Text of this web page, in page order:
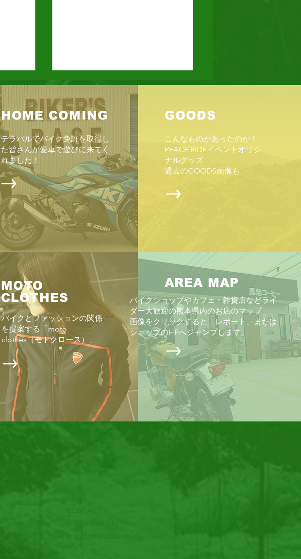
鈴鹿8時間耐久ロードレース
今年もまた、「鈴鹿の夏」の時期
が近づいてきた。 「7月の最後の
日曜日」というこれまでの恒例の
スケジュールよりグッと早い「7
月最初の日曜日」に開催される。
「暑い８耐」でおなじみではある
が、あまりにも過酷な状況を少し
でも改善する狙いで少し早い時期
の開催となる。暑さは緩和される
のだろうか？ トップ争いだけ
が、８耐の面白さではない。にし
ても、話題にせざるを得ないのは
「HONDA vs YAMAHA」の争
HOME COMING
テラバルでバイク免許を取得し
た皆さんが愛車で遊びに来てく
れました！
GOODS
こんなものがあったのか！
PEACE RIDEイベントオリジ
ナルグッズ
​過去のGOODS画像も
MOTO
CLOTHES
バイクとファッションの関係
を提案する「moto
clothes（モトクロース）」
AREA MAP
バイクショップやカフェ・雑貨店などライ
ダー大歓迎の熊本県内のお店のマップ
画像をクリックすると、レポート、または
ショップのHPへジャンプします。